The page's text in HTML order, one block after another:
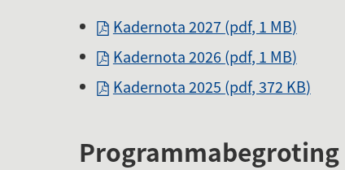
Kadernota 2027(pdf, 1 MB)
Kadernota 2026(pdf, 1 MB)
Kadernota 2025 (pdf, 372 KB)
Programmabegroting